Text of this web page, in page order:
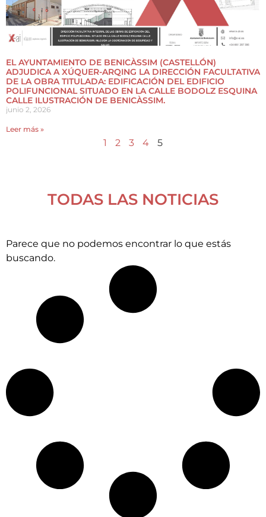
EL AYUNTAMIENTO DE BENICÀSSIM (CASTELLÓN)
ADJUDICA A XÚQUER-ARQING LA DIRECCIÓN FACULTATIVA
DE LA OBRA TITULADA: EDIFICACIÓN DEL EDIFICIO
POLIFUNCIONAL SITUADO EN LA CALLE BODOLZ ESQUINA
CALLE ILUSTRACIÓN DE BENICÀSSIM.
junio 2, 2026
Leer más »
1 2 3 4 5
TODAS LAS NOTICIAS
Parece que no podemos encontrar lo que estás
buscando.